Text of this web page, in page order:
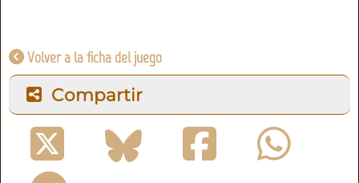
Volver a la ficha del juego
Compartir